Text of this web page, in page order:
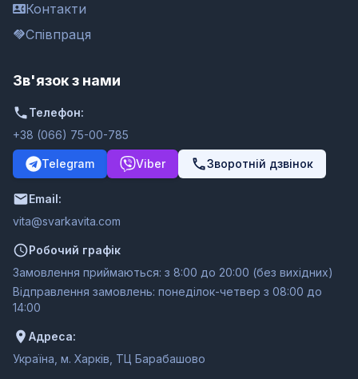
Контакти
Співпраця
Зв'язок з нами
Телефон:
+38 (066) 75-00-785
Telegram Viber Зворотній дзвінок
Email:
moc.ativakravs@ativ
Робочий графік
Замовлення приймаються: з 8:00 до 20:00 (без вихідних)
Відправлення замовлень: понеділок-четвер з 08:00 до
14:00
Адреса:
Україна, м. Харків, ТЦ Барабашово